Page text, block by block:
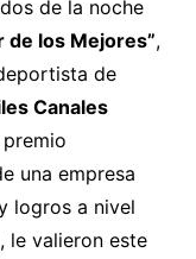
de la noche
de los Mejores”,
de
Canales
una empresa
logros a nivel
le valieron este